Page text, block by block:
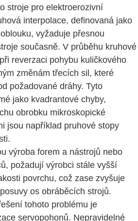
stroje pro elektroerozivní
interpolace, definovaná jako
vyžaduje přesnou
současně. V průběhu kruhové
reverzaci pohybu kuličkového
změnám třecích sil, které
požadované dráhy. Tyto
jako kvadrantové chyby,
obrobku mikroskopické
jsou například pruhové stopy
výroba forem a nástrojů nebo
požadují výrobci stále vyšší
povrchu, což zase zvyšuje
os obráběcích strojů.
tohoto problému je
servopohonů. Nepravidelné